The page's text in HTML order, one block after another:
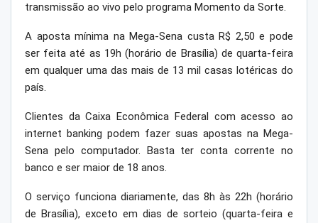
transmissão ao vivo pelo programa Momento da Sorte.
A aposta mínima na Mega-Sena custa R$ 2,50 e pode
ser feita até as 19h (horário de Brasília) de quarta-feira
em qualquer uma das mais de 13 mil casas lotéricas do
país.
Clientes da Caixa Econômica Federal com acesso ao
internet banking podem fazer suas apostas na Mega-
Sena pelo computador. Basta ter conta corrente no
banco e ser maior de 18 anos.
O serviço funciona diariamente, das 8h às 22h (horário
de Brasília), exceto em dias de sorteio (quarta-feira e